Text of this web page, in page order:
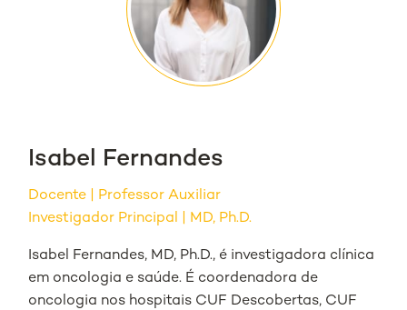
Isabel Fernandes
Docente
Professor Auxiliar
Investigador Principal | MD, Ph.D.
Isabel Fernandes, MD, Ph.D., é investigadora clínica
em oncologia e saúde. É coordenadora de
oncologia nos hospitais CUF Descobertas, CUF